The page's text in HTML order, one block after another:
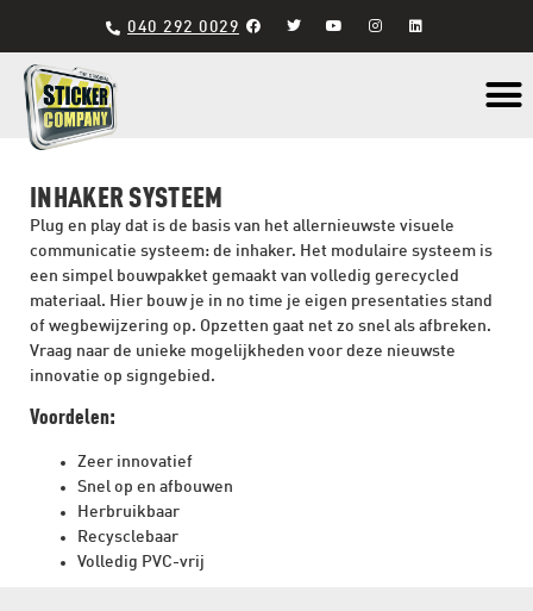
040 292 0029
INHAKER SYSTEEM
Plug en play dat is de basis van het allernieuwste visuele
communicatie systeem: de inhaker. Het modulaire systeem is
een simpel bouwpakket gemaakt van volledig gerecycled
materiaal. Hier bouw je in no time je eigen presentaties stand
of wegbewijzering op. Opzetten gaat net zo snel als afbreken.
Vraag naar de unieke mogelijkheden voor deze nieuwste
innovatie op signgebied.
Voordelen:
Zeer innovatief
Snel op en afbouwen
Herbruikbaar
Recysclebaar
Volledig PVC-vrij